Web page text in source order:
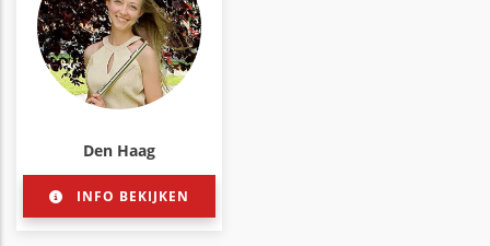
Den Haag
INFO BEKIJKEN